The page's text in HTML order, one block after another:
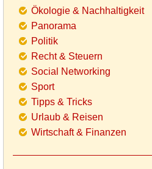
Ökologie & Nachhaltigkeit
Panorama
Politik
Recht & Steuern
Social Networking
Sport
Tipps & Tricks
Urlaub & Reisen
Wirtschaft & Finanzen